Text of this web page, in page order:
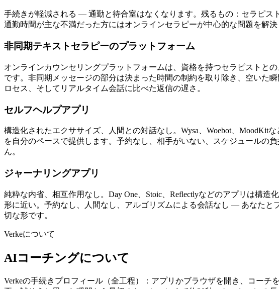
手続きが軽減される — 通勤と待合室はなくなります。残るもの：セラピ
通勤時間が主な不満だった方にはオンラインセラピーが中心的な問題を解
非同期テキストセラピーのプラットフォーム
オンラインカウンセリングプラットフォームは、資格を持つセラピストと
です。非同期メッセージの部分は決まった時間の制約を取り除き、空いた
ロセス、そしてリアルタイム会話に比べた返信の遅さ。
セルフヘルプアプリ
構造化されたエクササイズ、人間との対話なし。Wysa、Woebot、
を自分のペースで提供します。予約なし、相手がいない、スケジュールの
ん。
ジャーナリングアプリ
純粋な内省、相互作用なし。Day One、Stoic、Reflectlyなどのアプリは構
形に近い。予約なし、人間なし、アルゴリズムによる会話なし — あなた
切な形です。
Verkeについて
AIコーチングについて
Verkeの手続きプロフィール（全工程）：アプリかブラウザを開き、コー